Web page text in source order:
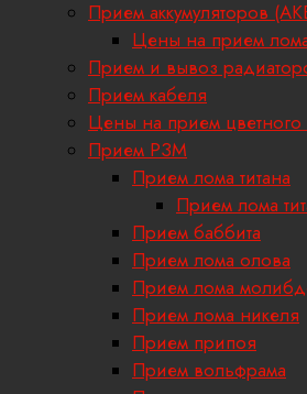
Прием аккумуляторов
Цены на прием
Прием и вывоз
Прием кабеля
Цены на прием цветного
Прием РЗМ
Прием лома титана
Прием лома
Прием баббита
Прием лома олова
Прием лома
Прием лома никеля
Прием припоя
Прием вольфрама